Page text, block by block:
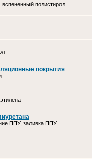
полистирол
покрытия
ППУ, заливка ППУ